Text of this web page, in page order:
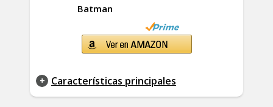
Batman
Características principales